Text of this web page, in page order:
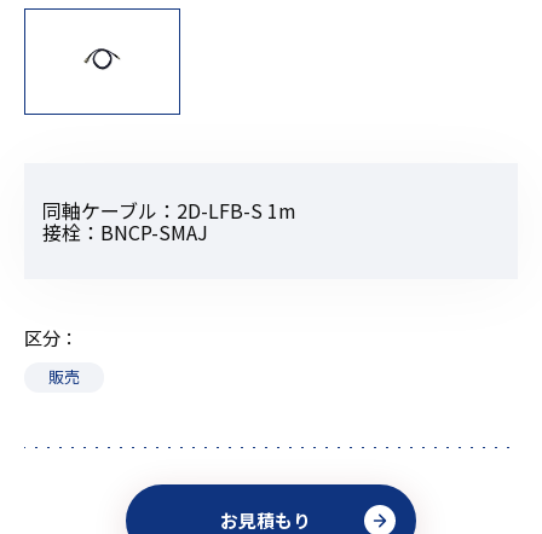
同軸ケーブル：2D-LFB-S 1m
接栓：BNCP-SMAJ
区分
販売
お見積もり